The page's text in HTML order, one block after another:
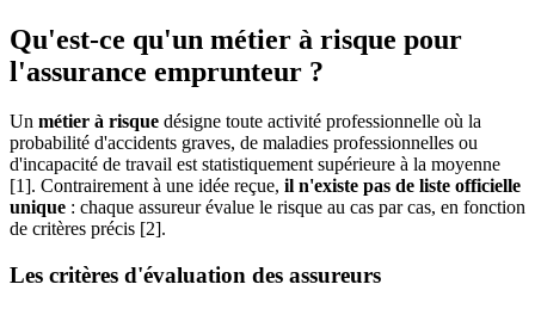
Qu'est-ce qu'un métier à risque pour
l'assurance emprunteur ?
Un métier à risque désigne toute activité professionnelle où la
probabilité d'accidents graves, de maladies professionnelles ou
d'incapacité de travail est statistiquement supérieure à la moyenne
[1]. Contrairement à une idée reçue, il n'existe pas de liste officielle
unique : chaque assureur évalue le risque au cas par cas, en fonction
de critères précis [2].
Les critères d'évaluation des assureurs